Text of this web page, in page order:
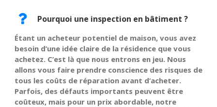
Pourquoi une inspection en bâtiment ?
Étant un acheteur potentiel de maison, vous avez
besoin d’une idée claire de la résidence que vous
achetez. C’est là que nous entrons en jeu. Nous
allons vous faire prendre conscience des risques de
tous les coûts de réparation avant d’acheter.
Parfois, des défauts importants peuvent être
coûteux, mais pour un prix abordable, notre